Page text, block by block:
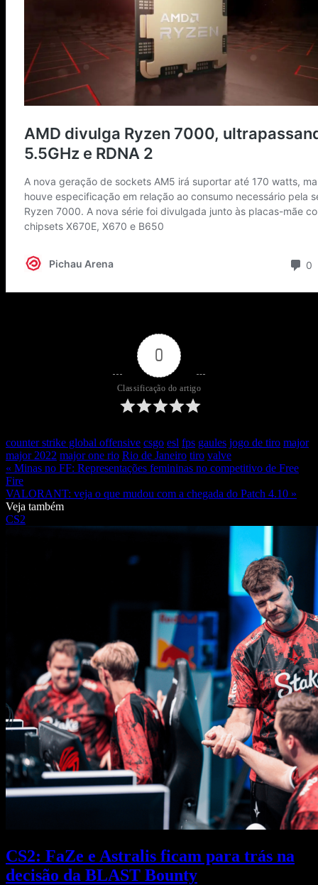
0
Classificação do artigo
counter strike global offensive csgo esl fps gaules jogo de tiro major
major 2022 major one rio Rio de Janeiro tiro valve
« Minas no FF: Representações femininas no competitivo de Free
Fire
VALORANT: veja o que mudou com a chegada do Patch 4.10 »
Veja também
CS2
CS2: FaZe e Astralis ficam para trás na
decisão da BLAST Bounty